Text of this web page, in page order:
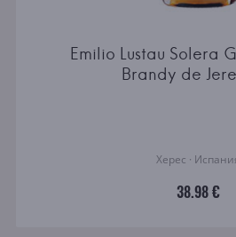
Emilio Lustau Solera
Brandy de
Херес ·
38.98 €